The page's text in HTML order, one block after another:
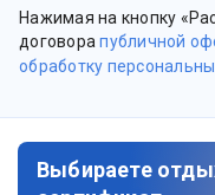
Нажимая на кнопку
договорапубличной
обработку
Выбираете